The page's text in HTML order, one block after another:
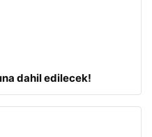
dahil edilecek!